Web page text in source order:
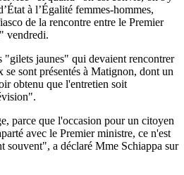
à l’Égalité femmes-hommes,
de la rencontre entre le Premier
vendredi.
"gilets jaunes" qui devaient rencontrer
sont présentés à Matignon, dont un
obtenu que l'entretien soit
parce que l'occasion pour un citoyen
avec le Premier ministre, ce n'est
souvent", a déclaré Mme Schiappa sur